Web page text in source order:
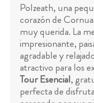
Polzeath, una
corazón de
muy querida. La
impresionante,
agradable y
atractivo para los
Tour Esencial,
perfecta de